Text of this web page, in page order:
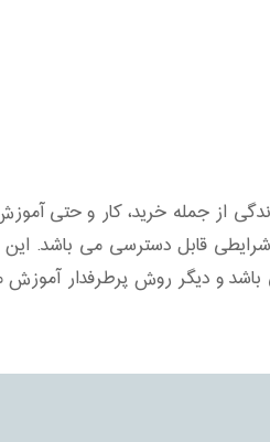
از جمله خرید، کار و حتی
شرایطی قابل دسترسی می باشد.
و دیگر روش پرطرفدار